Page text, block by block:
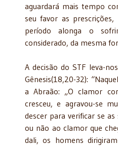
aguardará mais tempo
seu favor as
período alonga o
considerado, da mesma
A decisão do STF leva-
Gênesis(18,20-32):
a Abraão: „O clamor
cresceu, e agravou-se
descer para verificar se
ou não ao clamor que
dali, os homens